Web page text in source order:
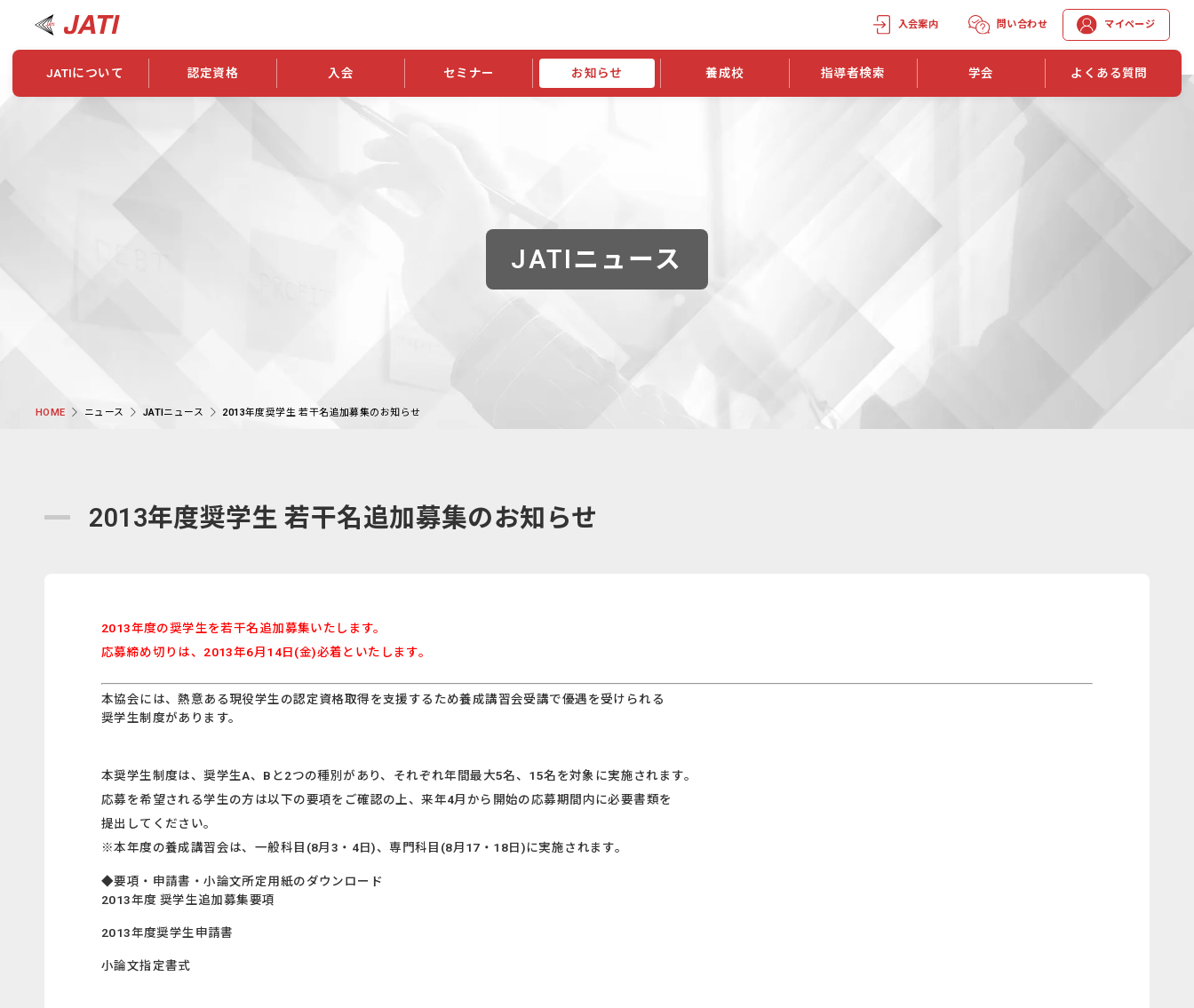
入会案内 問い合わせ マイページ
JATIについて
JATIについて
JATIの発行物
認定資格
資格について
2026年認定試験実施要項
資格について
資格の更新
入会 セミナー お知らせ 養成校 指導者検索
学会
学会概要
学会大会 学会誌
よくある質問
JATIニュース
HOME ニュース JATIニュース 2013年度奨学生 若干名追加募集のお知らせ
2013年度奨学生 若干名追加募集のお知らせ
2013年度の奨学生を若干名追加募集いたします。
応募締め切りは、2013年6月14日(金)必着といたします。
本協会には、熱意ある現役学生の認定資格取得を支援するため養成講習会受講で優遇を受けられる
奨学生制度があります。
本奨学生制度は、奨学生A、Bと2つの種別があり、それぞれ年間最大5名、15名を対象に実施されます。
応募を希望される学生の方は以下の要項をご確認の上、来年4月から開始の応募期間内に必要書類を
提出してください。
※本年度の養成講習会は、一般科目(8月3・4日)、専門科目(8月17・18日)に実施されます。
◆要項・申請書・小論文所定用紙のダウンロード
2013年度 奨学生追加募集要項
2013年度奨学生申請書
小論文指定書式